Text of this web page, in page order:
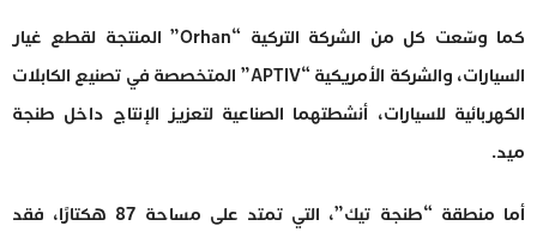
كما وسّعت كل من الشركة التركية “Orhan” المنتجة لقطع غيار
السيارات، والشركة الأمريكية “APTIV” المتخصصة في تصنيع الكابلات
الكهربائية للسيارات، أنشطتهما الصناعية لتعزيز الإنتاج داخل طنجة
ميد.
أما منطقة “طنجة تيك”، التي تمتد على مساحة 87 هكتارًا، فقد